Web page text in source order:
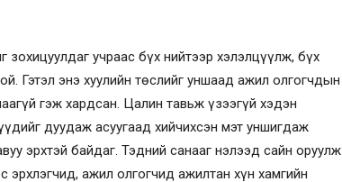
учраас бүх нийтээр хэлэлцүүлж, бүх
Гэтэл энэ хуулийн төслийг уншаад ажил олгогчдын
гэж хардсан. Цалин тавьж үзээгүй хэдэн
дуудаж асуугаад хийчихсэн мэт уншигдаж
эрхтэй байдаг. Тэдний санааг нэлээд сайн оруулж
эрхлэгчид, ажил олгогчид ажилтан хүн хамгийн